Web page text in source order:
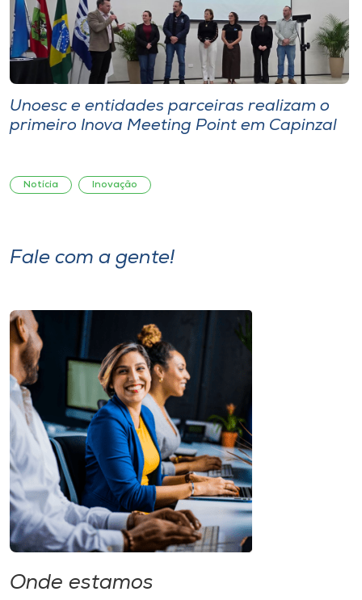
Unoesc e entidades parceiras realizam o
primeiro Inova Meeting Point em Capinzal
Notícia Inovação
Fale com a gente!
Onde estamos